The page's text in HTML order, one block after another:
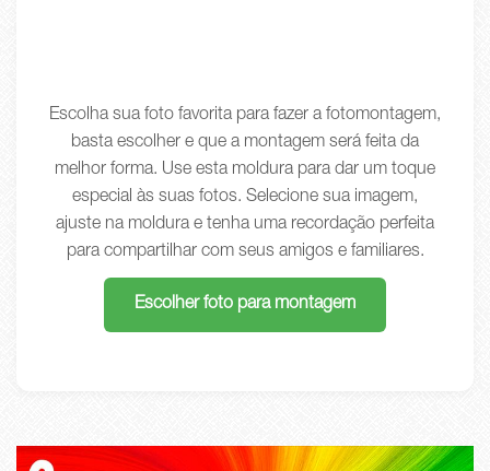
Escolha sua foto favorita para fazer a fotomontagem,
basta escolher e que a montagem será feita da
melhor forma. Use esta moldura para dar um toque
especial às suas fotos. Selecione sua imagem,
ajuste na moldura e tenha uma recordação perfeita
para compartilhar com seus amigos e familiares.
Escolher foto para montagem